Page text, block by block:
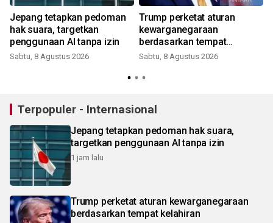
Jepang tetapkan pedoman
hak suara, targetkan
penggunaan AI tanpa izin
Sabtu, 8 Agustus 2026
Trump perketat aturan
kewarganegaraan
berdasarkan tempat
kelahiran
Sabtu, 8 Agustus 2026
Terpopuler - Internasional
Jepang tetapkan pedoman hak suara,
targetkan penggunaan AI tanpa izin
1 jam lalu
Trump perketat aturan kewarganegaraan
berdasarkan tempat kelahiran